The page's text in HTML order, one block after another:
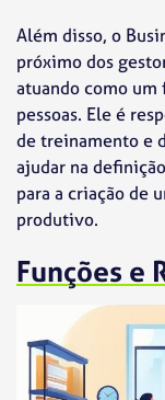
Além disso, o
próximo dos
atuando como
pessoas. Ele é
de treinamento e
ajudar na
para a criação de
produtivo.
Funções e